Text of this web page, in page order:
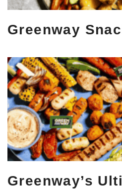
Greenway
Greenway’s